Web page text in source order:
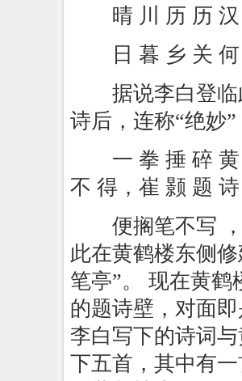
晴 川 历 历 汉
日 暮 乡 关 何
据说李白登临
诗后，连称“绝妙
一 拳 捶 碎 黄
不 得，崔 颢 题
便搁笔不写 ，
此在黄鹤楼东侧
笔亭”。 现在黄鹤
的题诗壁，对面
李白写下的诗词
下五首，其中有